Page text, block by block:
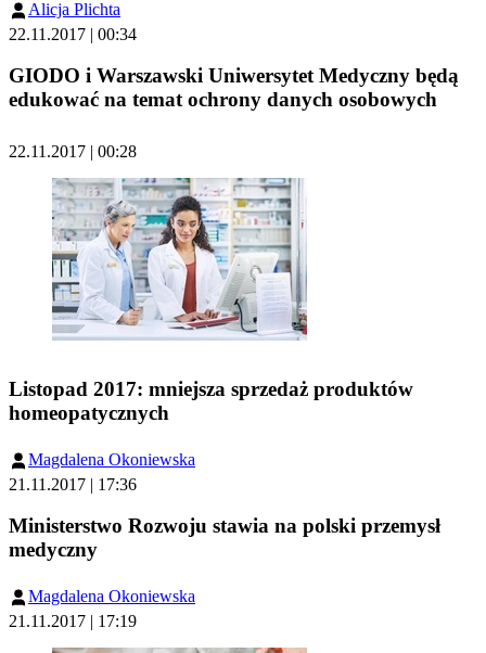
Alicja Plichta
22.11.2017 | 00:34
GIODO i Warszawski Uniwersytet Medyczny będą
edukować na temat ochrony danych osobowych
22.11.2017 | 00:28
Listopad 2017: mniejsza sprzedaż produktów
homeopatycznych
Magdalena Okoniewska
21.11.2017 | 17:36
Ministerstwo Rozwoju stawia na polski przemysł
medyczny
Magdalena Okoniewska
21.11.2017 | 17:19